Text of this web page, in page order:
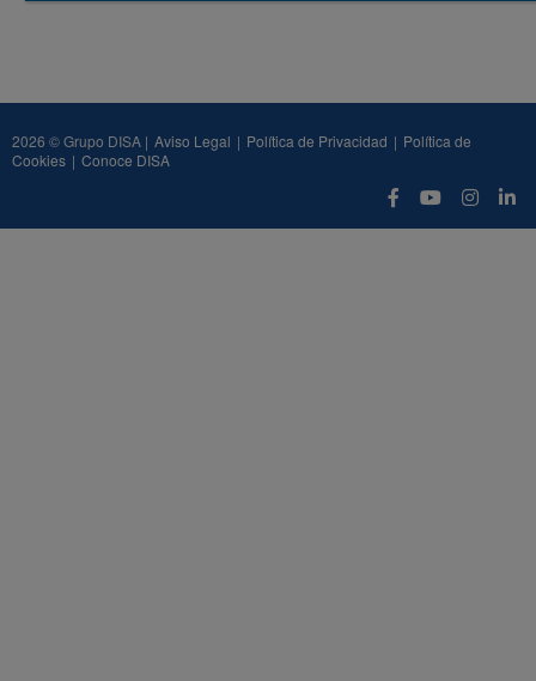
2026 © Grupo DISA | Aviso Legal | Política de Privacidad | Política de
Cookies | Conoce DISA